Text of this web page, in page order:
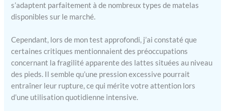
offrant ainsi une
SILENCIEUX: La structure
en acier renforcé garantit
une grande stabilité du lit
moteur de haute qualité
fonctionne en douceur et
sans bruit, assurant un
s’adaptent parfaitement à de nombreux types de matelas
disponibles sur le marché.
Cependant, lors de mon test approfondi, j’ai constaté que
certaines critiques mentionnaient des préoccupations
concernant la fragilité apparente des lattes situées au niveau
des pieds. Il semble qu’une pression excessive pourrait
entraîner leur rupture, ce qui mérite votre attention lors
d’une utilisation quotidienne intensive.